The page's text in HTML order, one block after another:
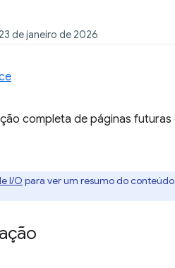
de janeiro de 2026
completa de páginas futuras
I/O para ver um resumo do